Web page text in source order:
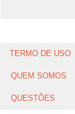
TERMO DE USO
QUEM SOMOS
QUESTÕES